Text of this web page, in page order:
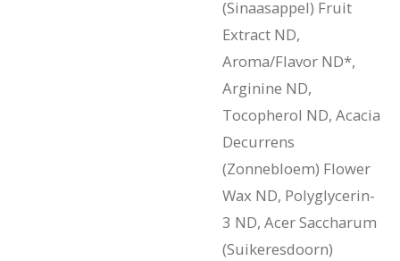
(Sinaasappel) Fruit
Extract ND,
Aroma/Flavor ND*,
Arginine ND,
Tocopherol ND, Acacia
Decurrens
(Zonnebloem) Flower
Wax ND, Polyglycerin-
3 ND, Acer Saccharum
(Suikeresdoorn)